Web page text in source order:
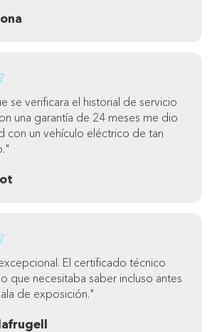
se verificara el historial de servicio
una garantía de 24 meses me dio
con un vehículo eléctrico de tan
El certificado técnico
que necesitaba saber incluso antes
de exposición."